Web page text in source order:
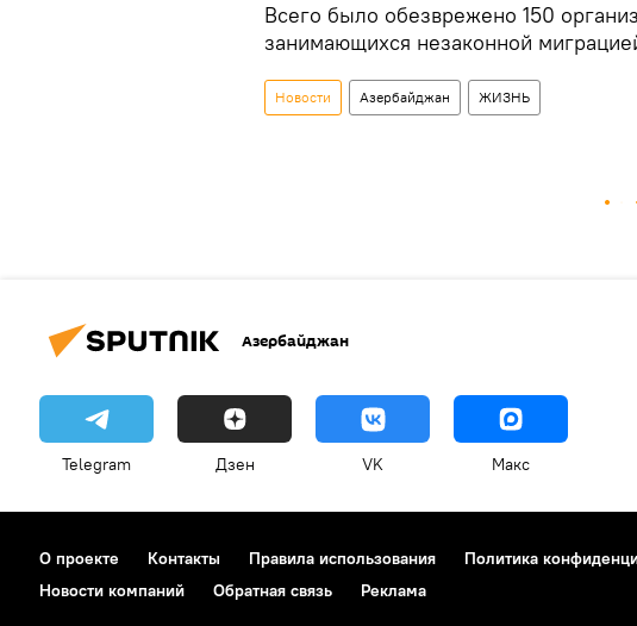
Всего было обезврежено 150
занимающихся незаконной
Новости Азербайджан ЖИЗНЬ
Азербайджан
Telegram Дзен VK Макс
О проекте Контакты Правила использования Политика
Новости компаний
Обратная связь Реклама